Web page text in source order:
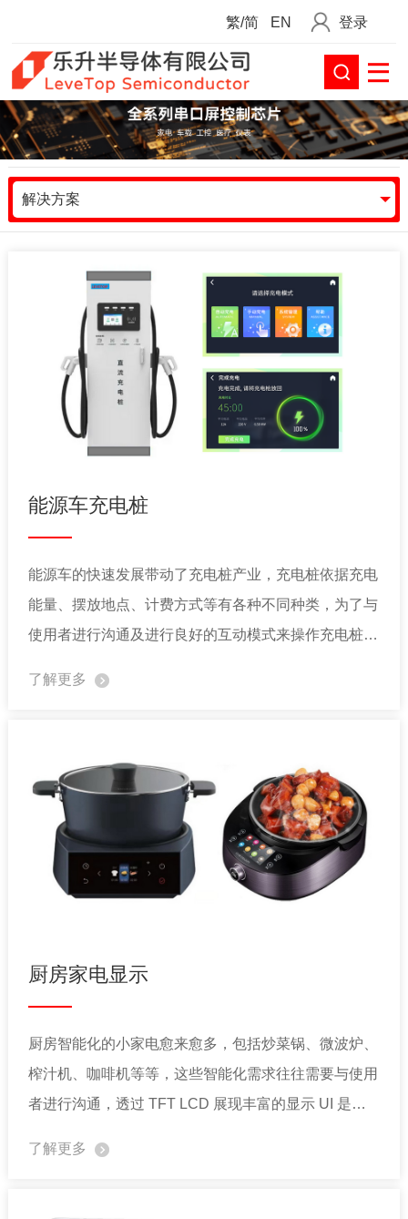
繁/简 EN 登录
解决方案
能源车充电桩
能源车的快速发展带动了充电桩产业，充电桩依据充电
能量、摆放地点、计费方式等有各种不同种类，为了与
使用者进行沟通及进行良好的互动模式来操作充电桩，
了解更多
厨房家电显示
厨房智能化的小家电愈来愈多，包括炒菜锅、微波炉、
榨汁机、咖啡机等等，这些智能化需求往往需要与使用
者进行沟通，透过 TFT LCD 展现丰富的显示 UI 是最
了解更多